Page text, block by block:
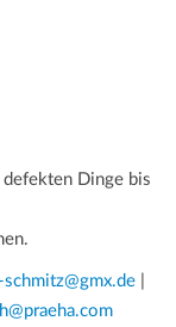
defekten Dinge bis